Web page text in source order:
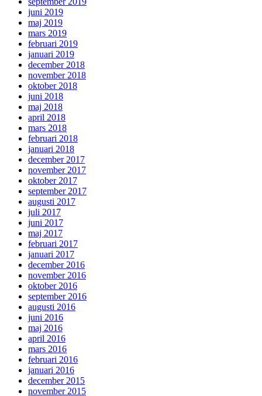
juni 2019
maj 2019
mars 2019
februari 2019
januari 2019
december 2018
november 2018
oktober 2018
juni 2018
maj 2018
april 2018
mars 2018
februari 2018
januari 2018
december 2017
november 2017
oktober 2017
september 2017
augusti 2017
juli 2017
juni 2017
maj 2017
februari 2017
januari 2017
december 2016
november 2016
oktober 2016
september 2016
augusti 2016
juni 2016
maj 2016
april 2016
mars 2016
februari 2016
januari 2016
december 2015
november 2015